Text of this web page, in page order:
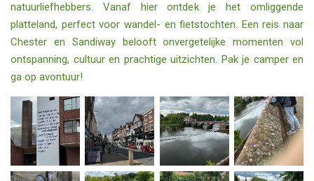
natuurliefhebbers. Vanaf hier ontdek je het omliggende
platteland, perfect voor wandel- en fietstochten. Een reis naar
Chester en Sandiway belooft onvergetelijke momenten vol
ontspanning, cultuur en prachtige uitzichten. Pak je camper en
ga op avontuur!